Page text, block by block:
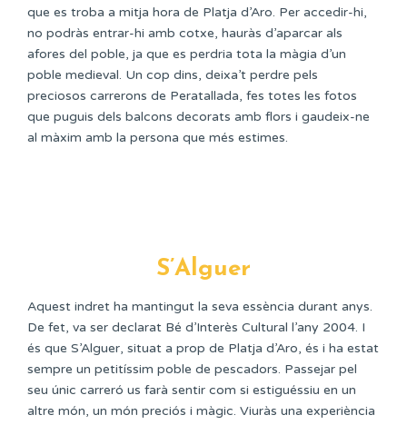
que es troba a mitja hora de Platja d’Aro. Per accedir-hi,
no podràs entrar-hi amb cotxe, hauràs d’aparcar als
afores del poble, ja que es perdria tota la màgia d’un
poble medieval. Un cop dins, deixa’t perdre pels
preciosos carrerons de Peratallada, fes totes les fotos
que puguis dels balcons decorats amb flors i gaudeix-ne
al màxim amb la persona que més estimes.
S’Alguer
Aquest indret ha mantingut la seva essència durant anys.
De fet, va ser declarat Bé d’Interès Cultural l’any 2004. I
és que S’Alguer, situat a prop de Platja d’Aro, és i ha estat
sempre un petitíssim poble de pescadors. Passejar pel
seu únic carreró us farà sentir com si estiguéssiu en un
altre món, un món preciós i màgic. Viuràs una experiència